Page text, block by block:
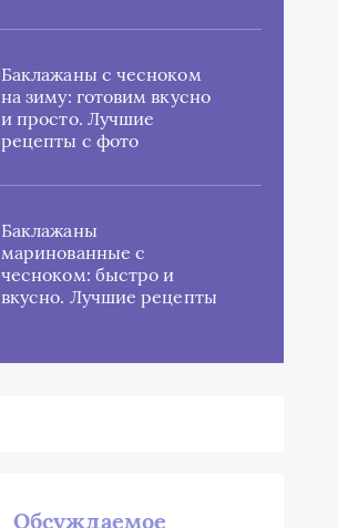
Баклажаны с чесноком
на зиму: готовим вкусно
и просто. Лучшие
рецепты с фото
Баклажаны
маринованные с
чесноком: быстро и
вкусно. Лучшие рецепты
Обсуждаемое